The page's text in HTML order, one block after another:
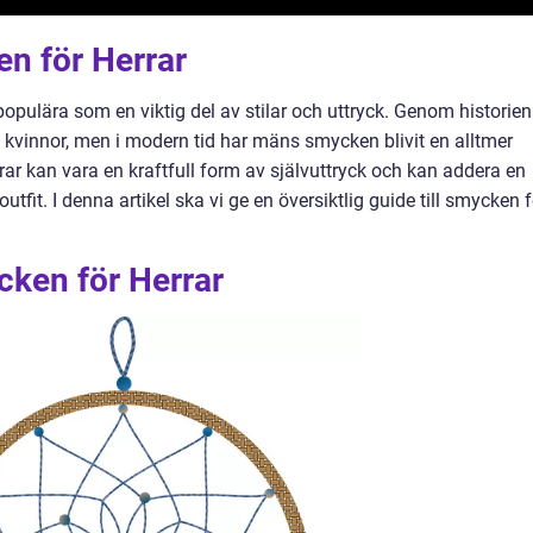
för Herrar
som en viktig del av stilar och uttryck. Genom historien
men i modern tid har mäns smycken blivit en alltmer
kan vara en kraftfull form av självuttryck och kan addera en
I denna artikel ska vi ge en översiktlig guide till smycken
för Herrar